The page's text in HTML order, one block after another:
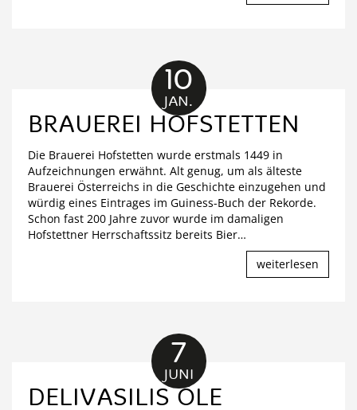
10
JAN.
BRAUEREI HOFSTETTEN
Die Brauerei Hofstetten wurde erstmals 1449 in
Aufzeichnungen erwähnt. Alt genug, um als älteste
Brauerei Österreichs in die Geschichte einzugehen und
würdig eines Eintrages im Guiness-Buch der Rekorde.
Schon fast 200 Jahre zuvor wurde im damaligen
Hofstettner Herrschaftssitz bereits Bier…
weiterlesen
7
JUNI
DELIVASILIS ÖLE